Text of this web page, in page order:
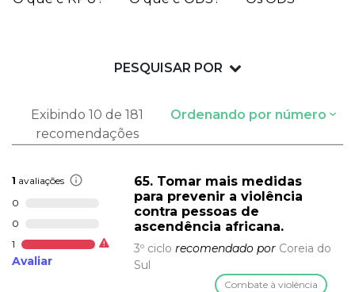
PESQUISAR POR
Exibindo 10 de 181
recomendações
Ordenando por número
1 avaliações
0
0
1
Avaliar
65. Tomar mais medidas
para prevenir a violência
contra pessoas de
ascendência africana.
3º ciclo recomendado por Coreia do
Sul
Combate à violência